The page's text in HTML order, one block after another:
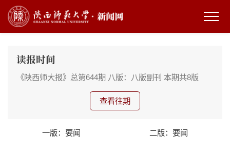
读报时间
《陕西师大报》总第644期 八版：八版副刊 本期共8版
查看往期
一版：要闻 二版：要闻